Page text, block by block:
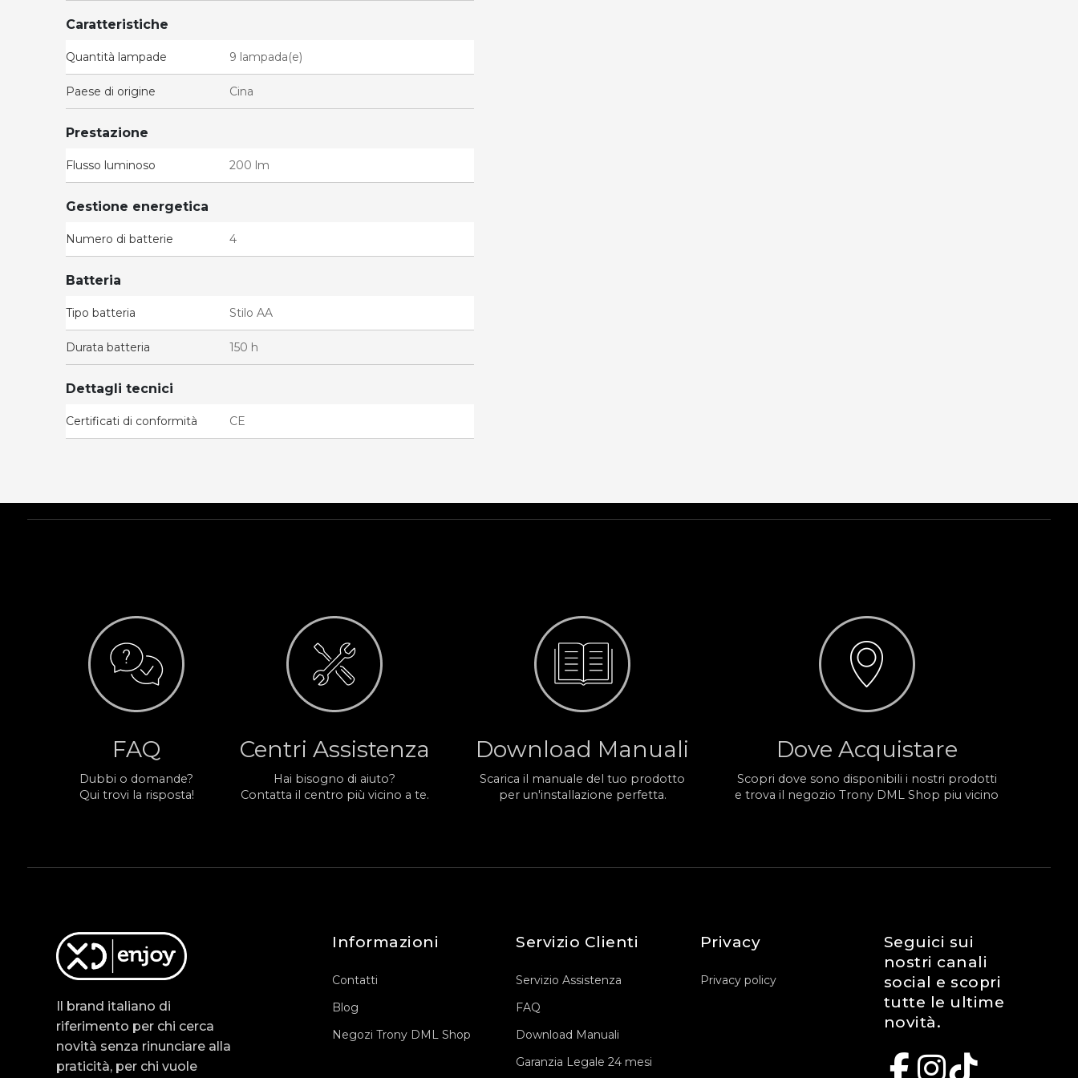
Caratteristiche
Quantità lampade 9 lampada(e)
Paese di origine Cina
Prestazione
Flusso luminoso 200 lm
Gestione energetica
Numero di batterie 4
Batteria
Tipo batteria Stilo AA
Durata batteria 150 h
Dettagli tecnici
Certificati di conformità CE
FAQ
Dubbi o domande?
Qui trovi la risposta!
Centri Assistenza
Hai bisogno di aiuto?
Contatta il centro più vicino a te.
Download Manuali
Scarica il manuale del tuo prodotto
per un'installazione perfetta.
Dove Acquistare
Scopri dove sono disponibili i nostri prodotti
e trova il negozio Trony DML Shop piu vicino
Il brand italiano di
riferimento per chi cerca
novità senza rinunciare alla
praticità, per chi vuole
Informazioni
Contatti
Blog
Negozi Trony DML Shop
Servizio Clienti
Servizio Assistenza
FAQ
Download Manuali
Garanzia Legale 24 mesi
Privacy
Privacy policy
Seguici sui
nostri canali
social e scopri
tutte le ultime
novità.